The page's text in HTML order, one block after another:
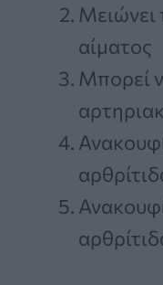
Μειώνει
αίματος
Μπορεί